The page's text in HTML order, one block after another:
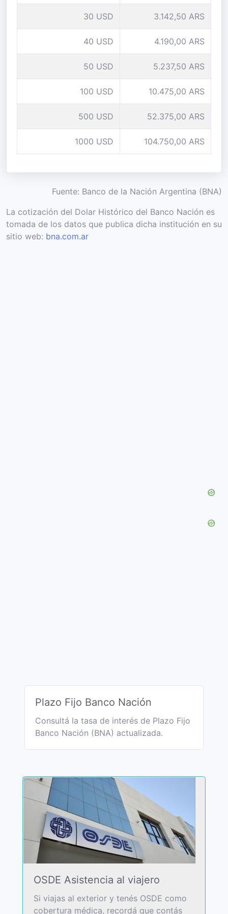
30 USD 3.142,50 ARS
40 USD 4.190,00 ARS
50 USD 5.237,50 ARS
100 USD 10.475,00 ARS
500 USD 52.375,00 ARS
1000 USD 104.750,00 ARS
Fuente: Banco de la Nación Argentina (BNA)
La cotización del Dolar Histórico del Banco Nación es
tomada de los datos que publica dicha institución en su
sitio web: bna.com.ar
Plazo Fijo Banco Nación
Consultá la tasa de interés de Plazo Fijo
Banco Nación (BNA) actualizada.
OSDE Asistencia al viajero
Si viajas al exterior y tenés OSDE como
cobertura médica, recordá que contás